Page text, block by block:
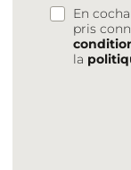
En
pris
la